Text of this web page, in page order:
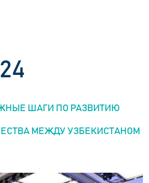
ШАГИ ПО РАЗВИТИЮ
МЕЖДУ УЗБЕКИСТАНОМ